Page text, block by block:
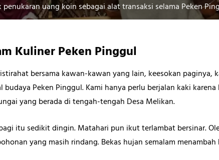
uang koin sebagai alat transaksi selama Peken
Kuliner Peken Pinggul
bersama kawan-kawan yang lain, keesokan paginya,
budaya Peken Pinggul. Kami hanya perlu berjalan kaki
yang berada di tengah-tengah Desa Melikan.
itu sedikit dingin. Matahari pun ikut terlambat bersinar.
yang masih rindang. Bekas hujan semalam